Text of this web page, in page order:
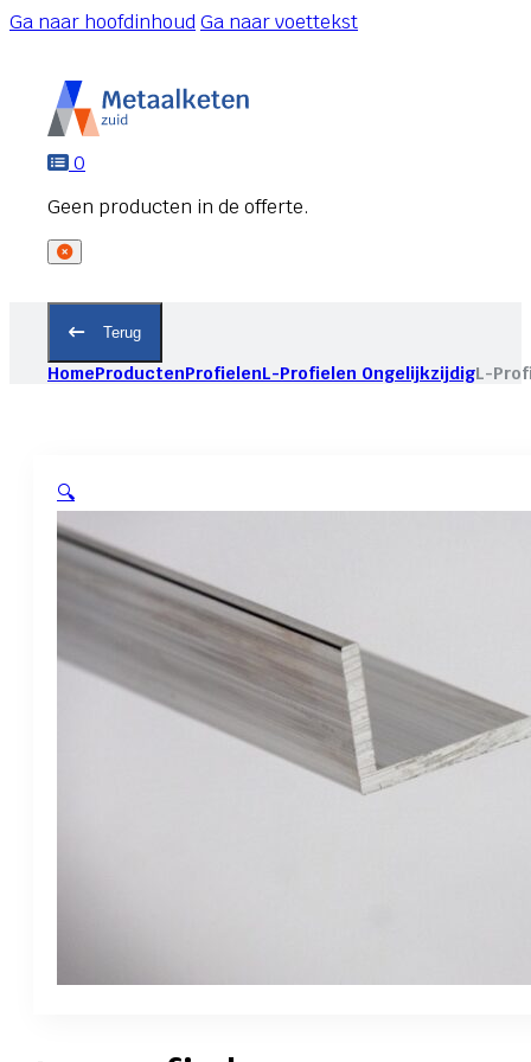
Ga naar hoofdinhoudGa naar voettekst
0
Terug
HomeProductenProfielenL-Profielen OngelijkzijdigL-
🔍